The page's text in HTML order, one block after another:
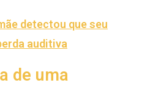
detectou que seu
auditiva
de uma